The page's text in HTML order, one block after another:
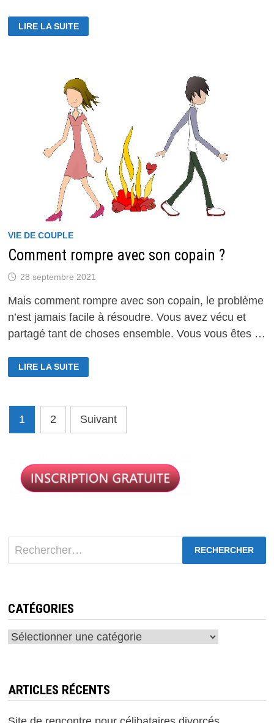
JE
N’ARRIVE
PAS
LIRE LA SUITE
VIE DE COUPLE
Comment rompre avec son copain ?
28 septembre 2021
Mais comment rompre avec son copain, le problème
n’est jamais facile à résoudre. Vous avez vécu et
partagé tant de choses ensemble. Vous vous êtes …
COMMENT
ROMPRE
AVEC
?
LIRE LA SUITE
Pagination
des
publications
1 2 Suivant
Rechercher :
CATÉGORIES
Catégories
ARTICLES RÉCENTS